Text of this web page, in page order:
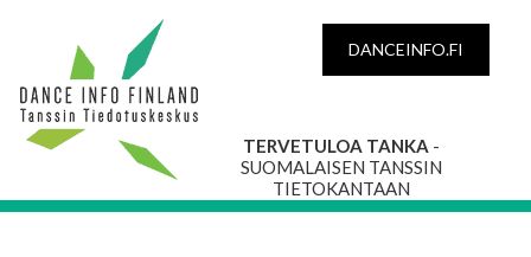
DANCEINFO.FI
TERVETULOA TANKA -
SUOMALAISEN TANSSIN
TIETOKANTAAN